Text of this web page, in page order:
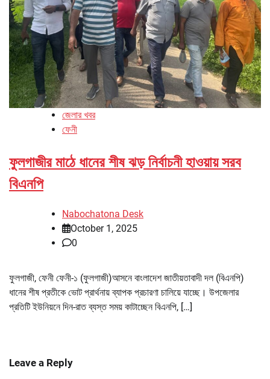
জেলার খবর
ফেনী
ফুলগাজীর মাঠে ধানের শীষ ঝড় নির্বাচনী হাওয়ায় সরব
বিএনপি
Nabochatona Desk
October 1, 2025
0
ফুলগাজী, ফেনী ফেনী-১ (ফুলগাজী)আসনে বাংলাদেশ জাতীয়তাবাদী দল (বিএনপি)
ধানের শীষ প্রতীকে ভোট প্রার্থনায় ব্যাপক প্রচারণা চালিয়ে যাচ্ছে। উপজেলার
প্রতিটি ইউনিয়নে দিন-রাত ব্যস্ত সময় কাটাচ্ছেন বিএনপি, […]
Leave a Reply